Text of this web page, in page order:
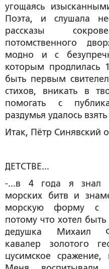
угощаясь
Поэта, и слушала
рассказы
потомственного
модно и с
которым продлилась
быть первым
стихов, вникать в
помогать с
раздумья удалось
Итак, Пётр Синявский
ДЕТСТВЕ...
-...в 4 года я знал
морских битв и
морскую форму с
потому что хотел
дедушка Михаил
кавалер золотого
цусимское сражение,